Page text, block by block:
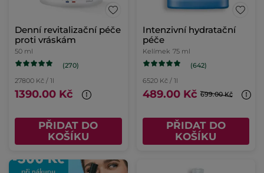
Denní revitalizační péče
proti vráskám
50 ml
(270)
27800 Kč / 1l
1390.00 Kč
PŘIDAT DO
KOŠÍKU
Intenzivní hydratační
péče
Kelímek 75 ml
(642)
6520 Kč / 1l
489.00 Kč 699.00 Kč
PŘIDAT DO
KOŠÍKU